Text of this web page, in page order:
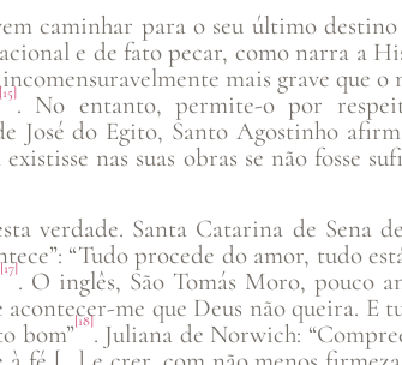
caminhar para o seu último
e de fato pecar, como narra a
mais grave que
. No entanto, permite-o por
José do Egito, Santo Agostinho
nas suas obras se não fosse
verdade. Santa Catarina de Sena
“Tudo procede do amor, tudo
[17]. O inglês, São Tomás Moro, pouco
acontecer-me que Deus não queira.
bom”[18]. Juliana de Norwich: